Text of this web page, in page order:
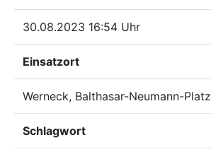
30.08.2023 16:54 Uhr
Einsatzort
Werneck, Balthasar-Neumann-Platz
Schlagwort